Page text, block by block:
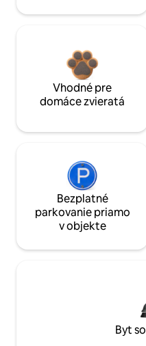
Vhodné pre
domáce zvieratá
Bezplatné
parkovanie priamo
v objekte
Byt